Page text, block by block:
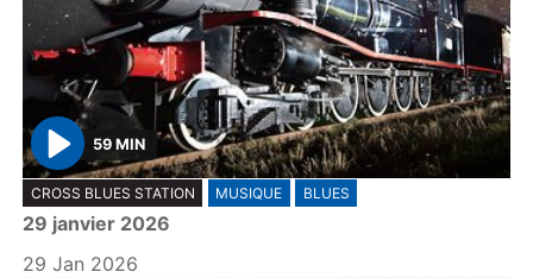
P
l
a
y
59 MIN
CROSS BLUES STATION MUSIQUE BLUES
29 janvier 2026
29 Jan 2026